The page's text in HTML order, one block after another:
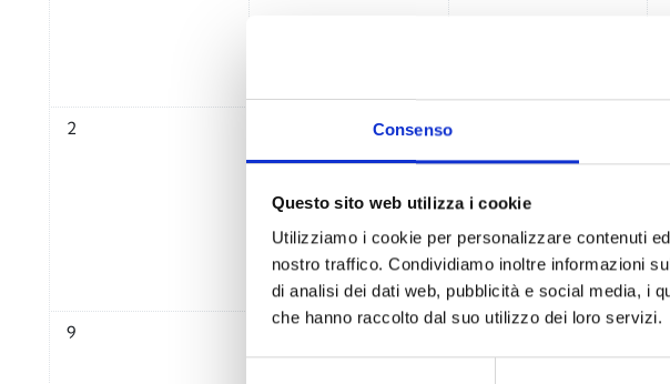
Consenso
Questo sito web utilizza i cookie
Utilizziamo i cookie per personalizzare contenuti
nostro traffico. Condividiamo inoltre informazioni
di analisi dei dati web, pubblicità e social media, i
che hanno raccolto dal suo utilizzo dei loro servizi.
Nessun evento, lunedì 2 febbraio
2 Nessun evento, martedì 3 febbraioNessun evento, mercoledì
Nessun evento, lunedì 9 febbraio
9 Nessun evento, martedì 10 febbraioNessun evento, mercoledì